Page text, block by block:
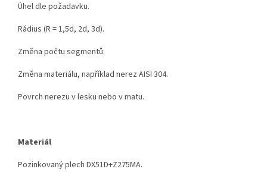
Úhel dle požadavku.
Rádius (R = 1,5d, 2d, 3d).
Změna počtu segmentů.
Změna materiálu, například nerez AISI 304.
Povrch nerezu v lesku nebo v matu.
Materiál
Pozinkovaný plech DX51D+Z275MA.